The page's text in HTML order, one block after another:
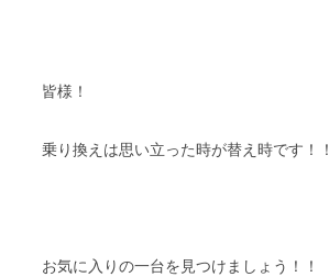
皆様！
乗り換えは思い立った時が替え時です！！
お気に入りの一台を見つけましょう！！